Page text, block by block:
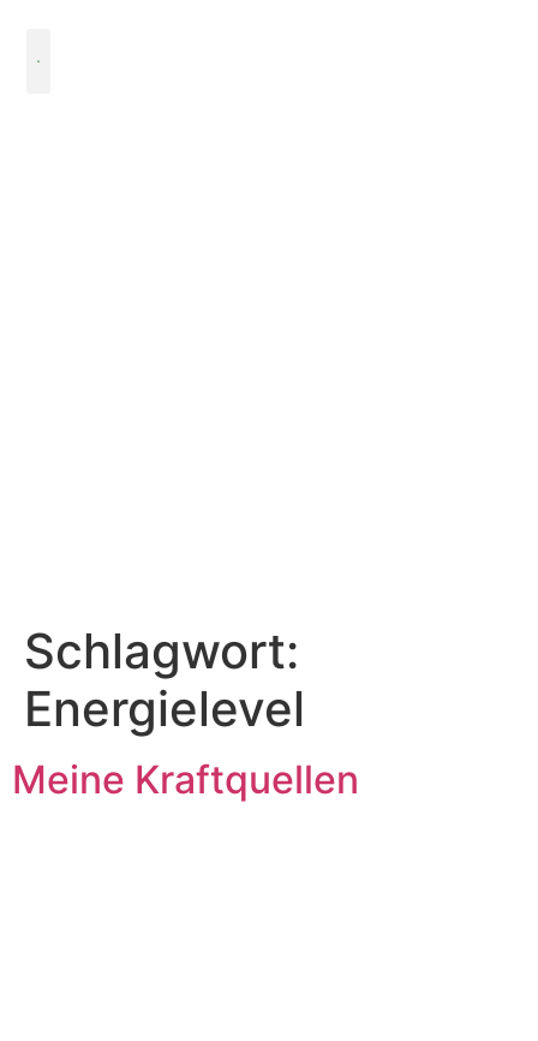
Schlagwort:
Energielevel
Meine Kraftquellen